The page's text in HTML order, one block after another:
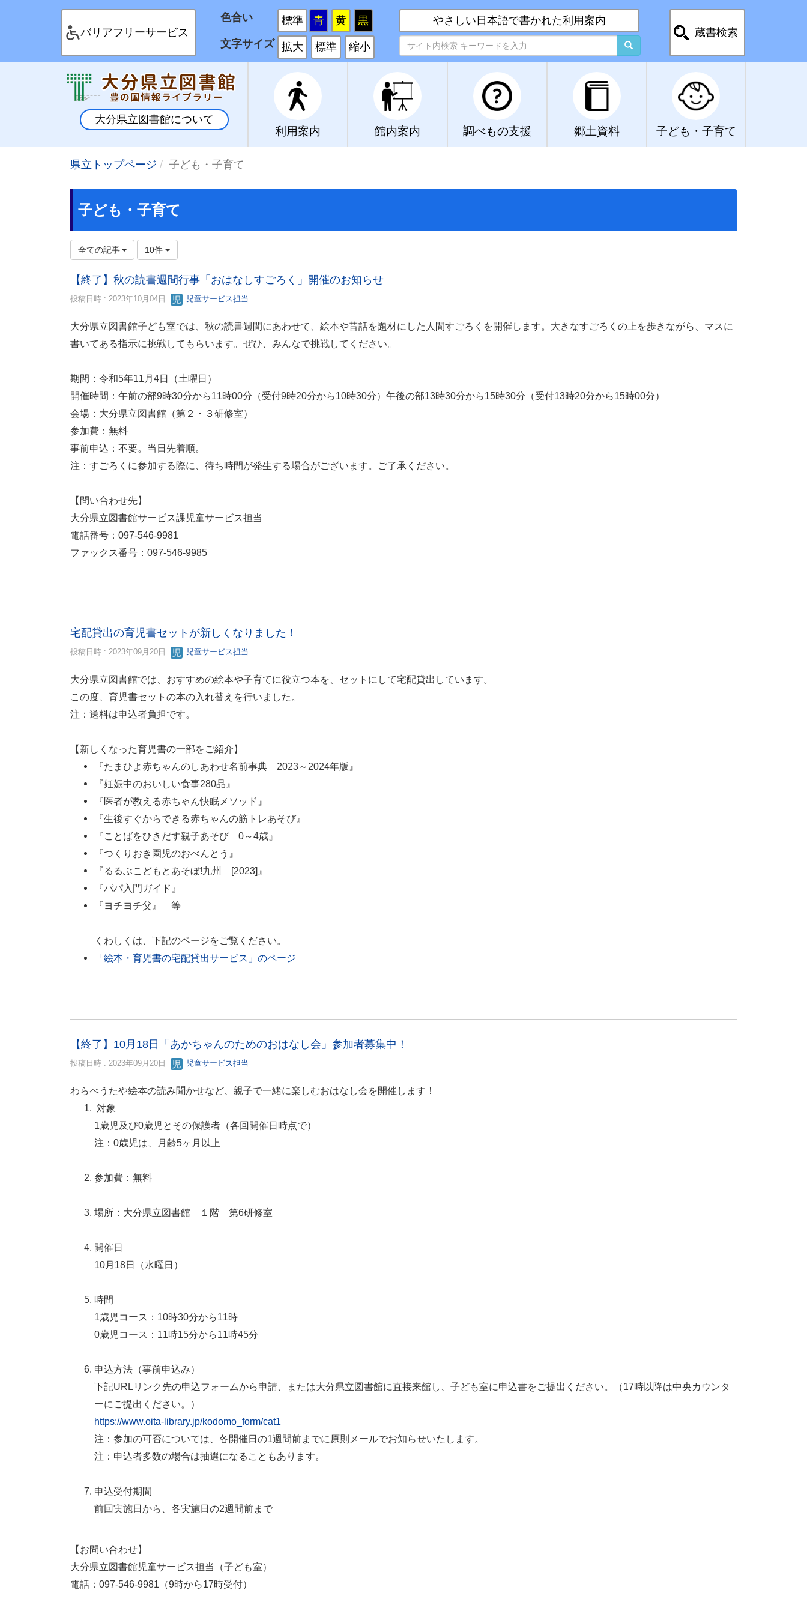
バリアフリーサービス
色合い 標準 青 黄
黒
文字サイズ 拡大 標準 縮小
やさしい日本語で書かれた利用案内
蔵書検索
大分県立図書館について
利用案内 館内案内 調べもの支援 郷土資料 子ども・子育て
県立トップページ 子ども・子育て
子ども・子育て
全ての記事 10件
【終了】秋の読書週間行事「おはなしすごろく」開催のお知らせ
投稿日時 : 2023年10月04日 児童サービス担当
大分県立図書館子ども室では、秋の読書週間にあわせて、絵本や昔話を題材にした人間すごろくを開催します。大きなすごろくの上を歩きながら、マスに
書いてある指示に挑戦してもらいます。ぜひ、みんなで挑戦してください。
期間：令和5年11月4日（土曜日）
開催時間：午前の部9時30分から11時00分（受付9時20分から10時30分）午後の部13時30分から15時30分（受付13時20分から15時00分）
会場：大分県立図書館（第２・３研修室）
参加費：無料
事前申込：不要。当日先着順。
注：すごろくに参加する際に、待ち時間が発生する場合がございます。ご了承ください。
【問い合わせ先】
大分県立図書館サービス課児童サービス担当
電話番号：097-546-9981
ファックス番号：097-546-9985
宅配貸出の育児書セットが新しくなりました！
投稿日時 : 2023年09月20日 児童サービス担当
大分県立図書館では、おすすめの絵本や子育てに役立つ本を、セットにして宅配貸出しています。
この度、育児書セットの本の入れ替えを行いました。
注：送料は申込者負担です。
【新しくなった育児書の一部をご紹介】
『たまひよ赤ちゃんのしあわせ名前事典 2023～2024年版』
『妊娠中のおいしい食事280品』
『医者が教える赤ちゃん快眠メソッド』
『生後すぐからできる赤ちゃんの筋トレあそび』
『ことばをひきだす親子あそび 0～4歳』
『つくりおき園児のおべんとう』
『るるぶこどもとあそぼ!九州 [2023]』
『パパ入門ガイド』
『ヨチヨチ父』 等
くわしくは、下記のページをご覧ください。
「絵本・育児書の宅配貸出サービス」のページ
【終了】10月18日「あかちゃんのためのおはなし会」参加者募集中！
投稿日時 : 2023年09月20日 児童サービス担当
わらべうたや絵本の読み聞かせなど、親子で一緒に楽しむおはなし会を開催します！
対象
1歳児及び0歳児とその保護者（各回開催日時点で）
注：0歳児は、月齢5ヶ月以上
参加費：無料
場所：大分県立図書館 １階 第6研修室
開催日
10月18日（水曜日）
時間
1歳児コース：10時30分から11時
0歳児コース：11時15分から11時45分
申込方法（事前申込み）
下記URLリンク先の申込フォームから申請、または大分県立図書館に直接来館し、子ども室に申込書をご提出ください。（17時以降は中央カウンタ
ーにご提出ください。）
https://www.oita-library.jp/kodomo_form/cat1
注：参加の可否については、各開催日の1週間前までに原則メールでお知らせいたします。
注：申込者多数の場合は抽選になることもあります。
申込受付期間
前回実施日から、各実施日の2週間前まで
【お問い合わせ】
大分県立図書館児童サービス担当（子ども室）
電話：097-546-9981（9時から17時受付）